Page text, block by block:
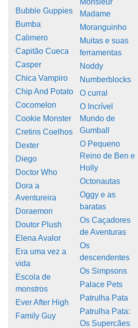
Bubble Guppies
Bumba
Calimero
Capitão Cueca
Casper
Chica Vampiro
Chip And Potato
Cocomelon
Cookie Monster
Cretins Coelhos
Dexter
Diego
Doctor Who
Dora a
Aventureira
Doraemon
Doutor Plush
Elena Avalor
Era uma vez a
vida
Escola de
monstros
Ever After High
Family Guy
Monsieur
Madame
Moranguinho
Muitas e suas
ferramentas
Noddy
Numberblocks
O curral
O Incrível
Mundo de
Gumball
O Pequeno
Reino de Ben e
Holly
Octonautas
Oggy e as
baratas
Os Caçadores
de Aventuras
Os
descendentes
Os Simpsons
Palace Pets
Patrulha Pata
Patrulha Pata:
Os Supercães